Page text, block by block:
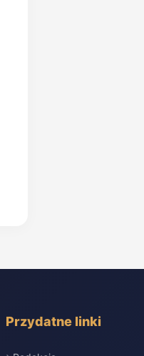
Przydatne linki